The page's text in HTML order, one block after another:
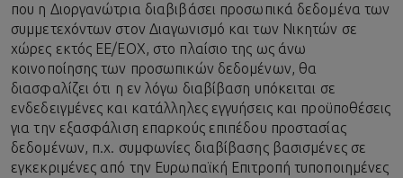
που η Διοργανώτρια διαβιβάσει προσωπικά δεδομένα των
συμμετεχόντων στον Διαγωνισμό και των Νικητών σε
χώρες εκτός ΕΕ/ΕΟΧ, στο πλαίσιο της ως άνω
κοινοποίησης των προσωπικών δεδομένων, θα
διασφαλίζει ότι η εν λόγω διαβίβαση υπόκειται σε
ενδεδειγμένες και κατάλληλες εγγυήσεις και προϋποθέσεις
για την εξασφάλιση επαρκούς επιπέδου προστασίας
δεδομένων, π.χ. συμφωνίες διαβίβασης βασισμένες σε
εγκεκριμένες από την Ευρωπαϊκή Επιτροπή τυποποιημένες